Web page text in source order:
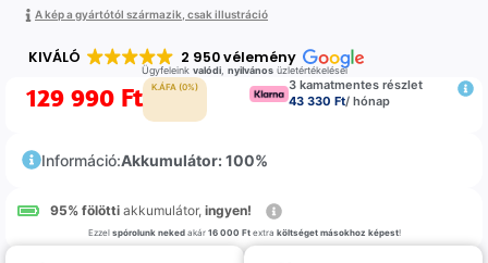
A kép a gyártótól származik, csak illustráció
KIVÁLÓ 2 950 vélemény
Ügyfeleink valódi, nyilvánosüzletértékelései
129 990 Ft K.ÁFA (0%)
3 kamatmentes részlet
43 330 Ft/ hónap
Információ:Akkumulátor: 100%
95% fölötti akkumulátor, ingyen!
Ezzel spórolunk nekedakár 16 000 Ftextra költséget másokhoz képest!